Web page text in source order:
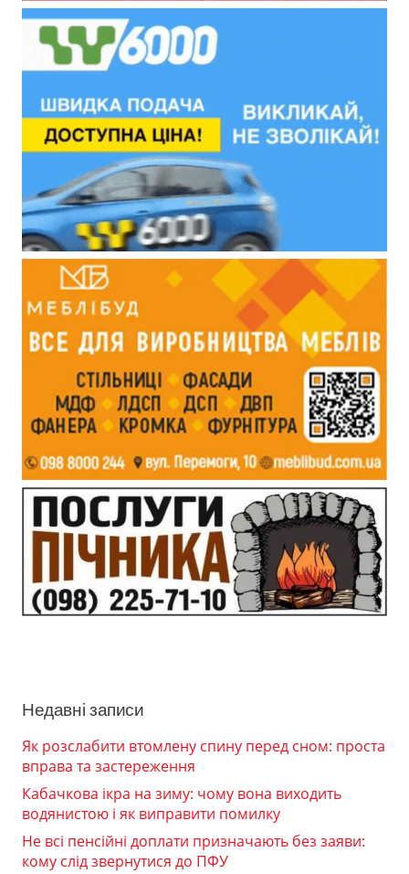
Недавні записи
Як розслабити втомлену спину перед сном: проста
вправа та застереження
Кабачкова ікра на зиму: чому вона виходить
водянистою і як виправити помилку
Не всі пенсійні доплати призначають без заяви:
кому слід звернутися до ПФУ